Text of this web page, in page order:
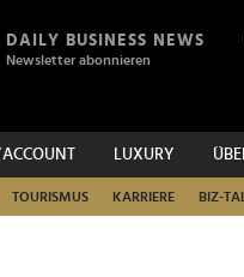
DAILY BUSINESS NEWS
Newsletter abonnieren
LUXURY
TOURISMUS KARRIERE BIZ-